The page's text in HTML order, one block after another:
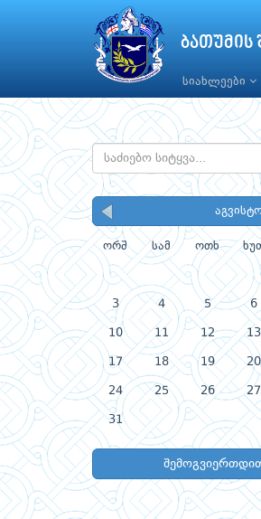
სიახლეები
ორშ სამ ოთხ
3 4 5 6
10 11 12 13
17 18 19 20
24 25 26 27
31